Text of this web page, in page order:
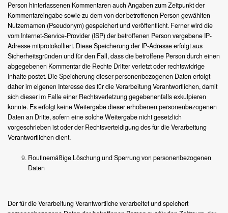
Person hinterlassenen Kommentaren auch Angaben zum Zeitpunkt der
Kommentareingabe sowie zu dem von der betroffenen Person gewählten
Nutzernamen (Pseudonym) gespeichert und veröffentlicht. Ferner wird die
vom Internet-Service-Provider (ISP) der betroffenen Person vergebene IP-
Adresse mitprotokolliert. Diese Speicherung der IP-Adresse erfolgt aus
Sicherheitsgründen und für den Fall, dass die betroffene Person durch einen
abgegebenen Kommentar die Rechte Dritter verletzt oder rechtswidrige
Inhalte postet. Die Speicherung dieser personenbezogenen Daten erfolgt
daher im eigenen Interesse des für die Verarbeitung Verantwortlichen, damit
sich dieser im Falle einer Rechtsverletzung gegebenenfalls exkulpieren
könnte. Es erfolgt keine Weitergabe dieser erhobenen personenbezogenen
Daten an Dritte, sofern eine solche Weitergabe nicht gesetzlich
vorgeschrieben ist oder der Rechtsverteidigung des für die Verarbeitung
Verantwortlichen dient.
Routinemäßige Löschung und Sperrung von personenbezogenen
Daten
Der für die Verarbeitung Verantwortliche verarbeitet und speichert